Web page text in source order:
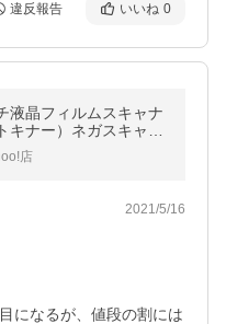
違反報告 いいね 0
液晶フィルムスキャナ
ナー）ネガスキャナ
店
2021/5/16
になるが、値段の割には